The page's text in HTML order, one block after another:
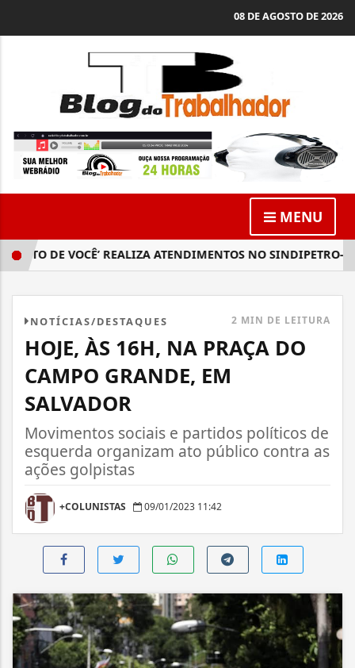
08 DE AGOSTO DE 2026
MENU
DE VOCÊ’ REALIZA ATENDIMENTOS NO SINDIPETRO-BA
NOTÍCIAS/DESTAQUES 2 MIN DE LEITURA
HOJE, ÀS 16H, NA PRAÇA DO
CAMPO GRANDE, EM
SALVADOR
Movimentos sociais e partidos políticos de
esquerda organizam ato público contra as
ações golpistas
+COLUNISTAS 09/01/2023 11:42